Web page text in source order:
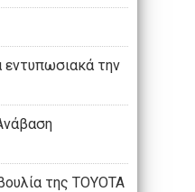
την
της TOYOTA